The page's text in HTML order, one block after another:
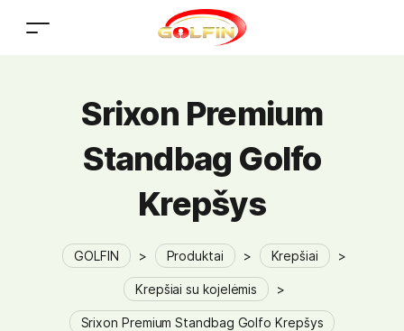
Srixon Premium
Standbag Golfo
Krepšys
GOLFIN > Produktai > Krepšiai >
Krepšiai su kojelėmis >
Srixon Premium Standbag Golfo Krepšys